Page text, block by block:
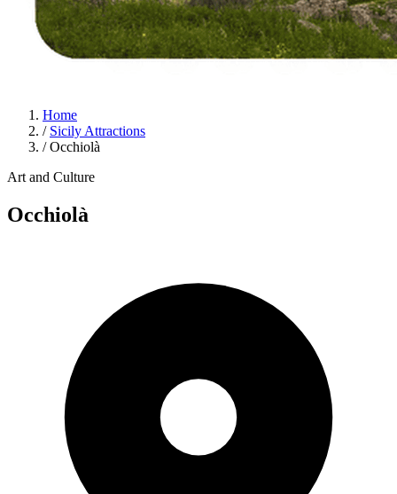
Home
/ Sicily Attractions
/ Occhiolà
Art and Culture
Occhiolà